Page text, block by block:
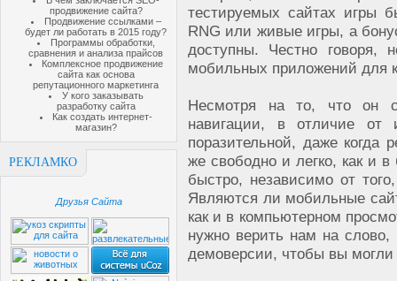
продвижение сайта?
Продвижение ссылками –
будет ли работать в 2015 году?
Программы обработки,
сравнения и анализа прайсов
Комплексное продвижение
сайта как основа
репутационного маркетинга
У кого заказывать
разработку сайта
Как создать интернет-
магазин?
РЕКЛАМКО
Друзья Сайта
тестируемых сайтах игры
RNG или живые игры, а
доступны. Честно
мобильных приложений для
Несмотря на то, что он
навигации, в отличие от
поразительной, даже когда
же свободно и легко, как и
быстро, независимо от
Являются ли мобильные
как и в компьютерном
нужно верить нам на
демоверсии, чтобы вы могли